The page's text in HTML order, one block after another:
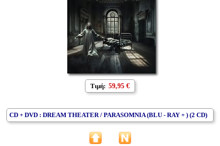
Τιμή: 59,95 €
CD + DVD : DREAM THEATER / PARASOMNIA (BLU - RAY + ) (2 CD)